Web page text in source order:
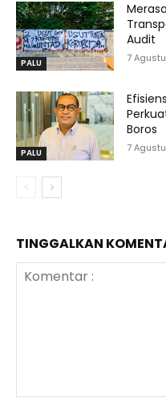
PALU
Audit
7
PALU
Boros
7
TINGGALKAN